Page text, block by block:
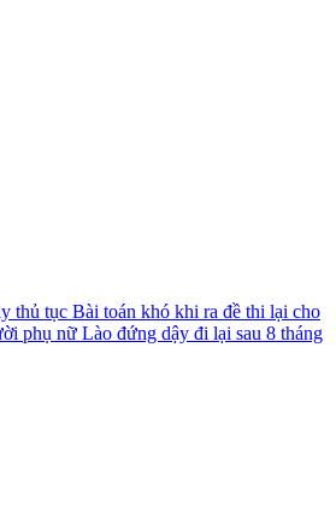
thủ tục Bài toán khó khi ra đề thi lại cho
phụ nữ Lào đứng dậy đi lại sau 8 tháng